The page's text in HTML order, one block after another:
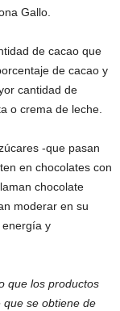
Gallo.
de cacao que
de cacao y
cantidad de
o crema de leche.
-que pasan
en chocolates con
chocolate
moderar en su
energía y
que los productos
que se obtiene de